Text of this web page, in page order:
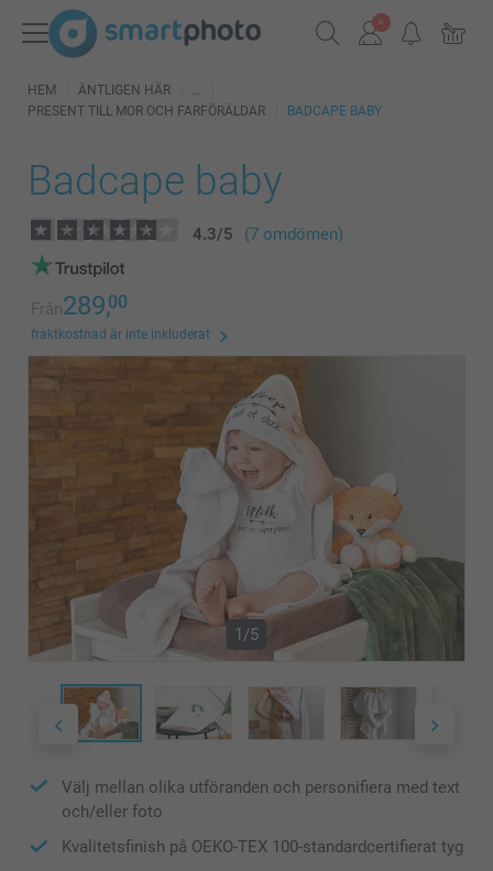
HEM
ÄNTLIGEN HÄR
PRESENT TILL MOR OCH FARFÖRÄLDAR
BADCAPE BABY
Badcape baby
4.3/5 (7 omdömen)
Från289,00
fraktkostnad är inte inkluderat
1/5
Välj mellan olika utföranden och personifiera med text
och/eller foto
Kvalitetsfinish på OEKO-TEX 100-standardcertifierat tyg